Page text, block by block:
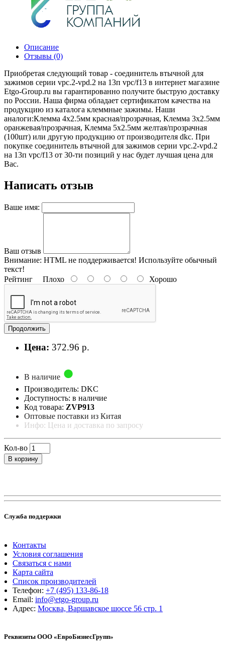
Описание
Отзывы (0)
Приобретая следующий товар - соединитель втычной для
зажимов серии vpc.2-vpd.2 на 13п vpc/f13 в интернет магазине
Etgo-Group.ru вы гарантированно получите быструю доставку
по России. Наша фирма обладает сертификатом качества на
продукцию из каталога клеммные зажимы. Наши
аналоги:Клемма 4x2.5мм красная/прозрачная, Клемма 3x2.5мм
оранжевая/прозрачная, Клемма 5x2.5мм желтая/прозрачная
(100шт) или другую продукцию от производителя dkc. При
покупке соединитель втычной для зажимов серии vpc.2-vpd.2
на 13п vpc/f13 от 30-ти позиций у нас будет лучшая цена для
Вас.
Написать отзыв
Ваше имя:
Ваш отзыв
Внимание: HTML не поддерживается! Используйте обычный
текст!
Рейтинг Плохо Хорошо
Продолжить
Цена: 372.96 р.
В наличие
Производитель: DKC
Доступность: в наличие
Код товара: ZVP913
Оптовые поставки из Китая
Инфо: Цена и доставка по запросу
Кол-во
В корзину
Служба поддержки
Контакты
Условия соглашения
Связаться с нами
Карта сайта
Список производителей
Телефон: +7 (495) 133-86-18
Email: info@etgo-group.ru
Адрес: Москва, Варшавское шоссе 56 стр. 1
Реквизиты ООО «ЕвроБизнесГрупп»